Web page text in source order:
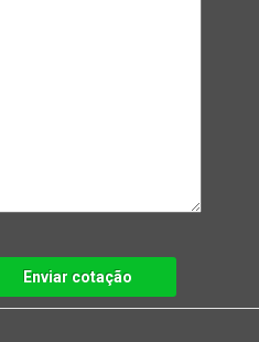
Enviar cotação